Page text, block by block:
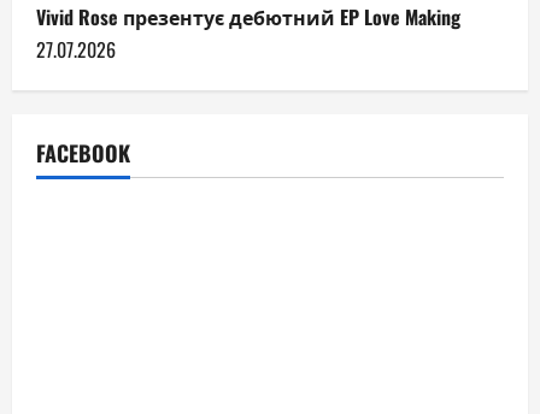
Vivid Rose презентує дебютний EP Love Making
27.07.2026
FACEBOOK